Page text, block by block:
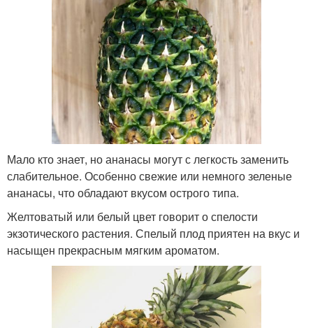
Мало кто знает, но ананасы могут с легкость заменить
слабительное. Особенно свежие или немного зеленые
ананасы, что обладают вкусом острого типа.
Желтоватый или белый цвет говорит о спелости
экзотического растения. Спелый плод приятен на вкус и
насыщен прекрасным мягким ароматом.